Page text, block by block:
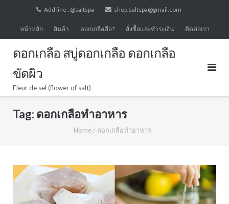
content
Add line : @saltspa shop.saltspa@gmail.com
หน้าหลัก สินค้า ดอกเกลือคือ? สั่งซื้อและชำระเงิน ติดต่อเรา
ดอกเกลือ สบู่ดอกเกลือ ดอกเกลือ
ขัดผิว
Fleur de sel (flower of salt)
Tag: ดอกเกลือทำอาหาร
Home/ ดอกเกลือทำอาหาร